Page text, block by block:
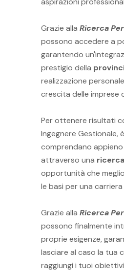
Grazie alla Ricerca
possono accedere a
garantendo
prestigio della
realizzazione
crescita delle imprese
Per ottenere risultati
Ingegnere Gestionale,
comprendano appieno
attraverso una ricerca
opportunità che
le basi per una
Grazie alla Ricerca
possono finalmente
proprie esigenze,
lasciare al caso la tua
raggiungi i tuoi